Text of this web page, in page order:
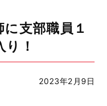
支部職員１
！
2023年2月9日